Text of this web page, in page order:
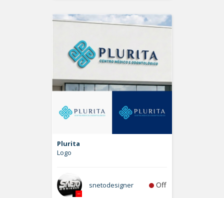
Plurita
Logo
snetodesigner Off